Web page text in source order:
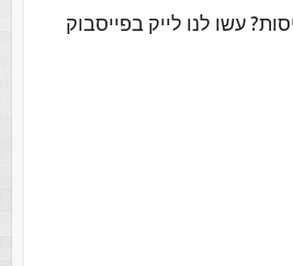
עשו לנו לייק בפייסבוק